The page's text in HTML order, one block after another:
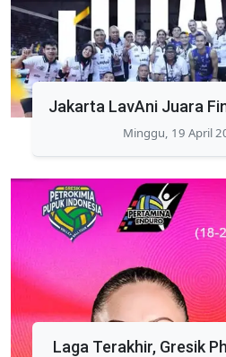
Jakarta LavAni Juara
Minggu, 19 April
Laga Terakhir, Gresik